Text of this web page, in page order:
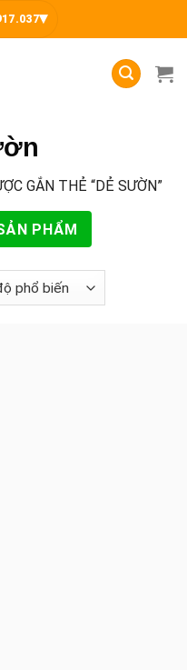
▾
GẮN THẺ “DẺ SƯỜN”
PHẨM